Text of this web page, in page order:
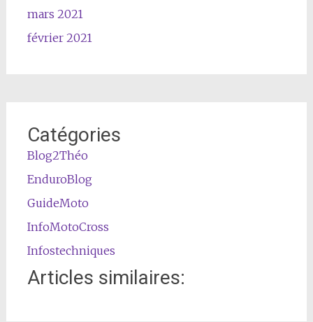
mars 2021
février 2021
Catégories
Blog2Théo
EnduroBlog
GuideMoto
InfoMotoCross
Infostechniques
Articles similaires: